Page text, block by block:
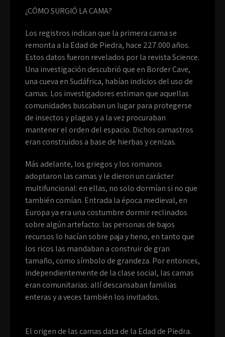
¿CÓMO SURGIÓ LA CAMA?
Los registros indican que la primera cama se
remonta a la Edad de Piedra, hace 227.000 años.
Estos datos fueron revelados por la revista Science.
Una investigación descubrió que en Border Cave,
una cueva en Sudáfrica, habían indicios del uso de
camas. Los investigadores estiman que aquellas
comunidades buscaban un lugar para protegerse
de insectos y plagas y a la vez procuraban
mantener el orden del espacio. Dichos camastros
eran construidos a base de hierbas y cenizas.
Más adelante, los griegos y los romanos
adoptaron las camas y le dieron un carácter
multifuncional: en ellas, no solo dormían si no que
también comían. Entrada la época medieval, en
Europa ya era una costumbre dormir reclinados
sobre algún artefacto: las personas de bajos
recursos lo hacían sobre paja y heno, en tanto que
los ricos las mandaban a construir de gran
tamaño, como símbolo de grandeza. Por entonces,
independientemente de la clase social, las camas
eran comunitarias: allí descansaban familias
enteras y a veces también los invitados.
El origen de las camas data de la Edad de Piedra.